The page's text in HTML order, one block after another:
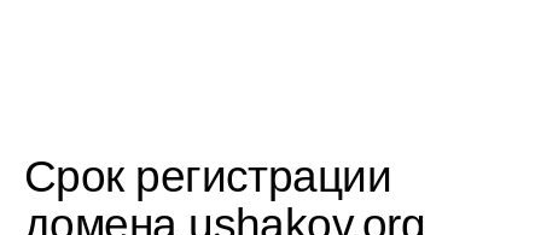
Срок регистрации
домена ushakov.org